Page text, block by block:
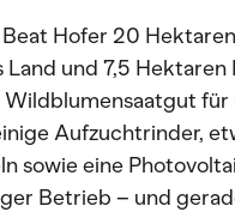
Hofer 20
Land und 7,5
Aufzuchtrinder,
sowie eine
Betrieb – und